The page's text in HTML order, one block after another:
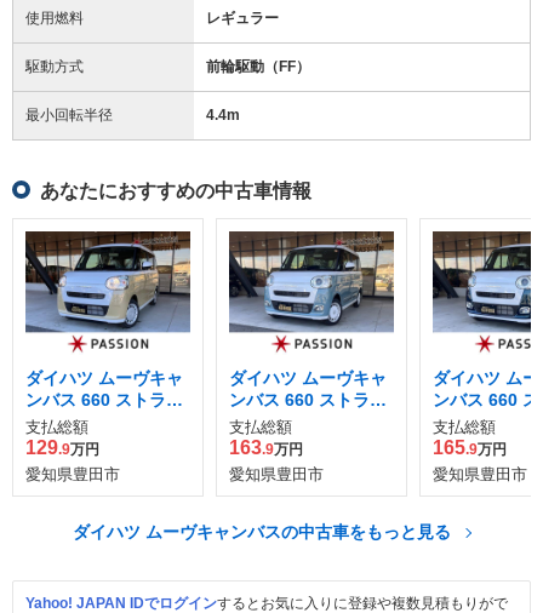
使用燃料 レギュラー
駆動方式 前輪駆動（FF）
最小回転半径 4.4m
あなたにおすすめの中古車情報
ダイハツ ムーヴキャ
ンバス 660 ストライ
プス X
支払総額
129.9万円
愛知県豊田市
ダイハツ ムーヴキャ
ンバス 660 ストライ
プス G
支払総額
163.9万円
愛知県豊田市
ダイハツ ム
ンバス 660
プス G
支払総額
165.9万円
愛知県豊田市
ダイハツ ムーヴキャンバスの中古車をもっと見る
Yahoo! JAPAN IDでログインするとお気に入りに登録や複数見積もりがで